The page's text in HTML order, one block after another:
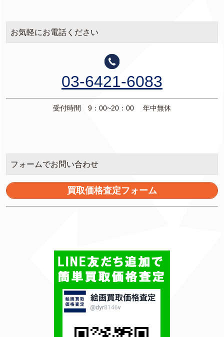
お気軽にお電話ください
03-6421-6083
受付時間 9：00~20：00 年中無休
フォームでお問い合わせ
買取価格査定フォーム